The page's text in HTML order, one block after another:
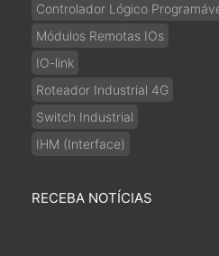
Controlador Lógico
Módulos Remotas IOs
IO-link
Roteador Industrial 4G
Switch Industrial
IHM (Interface)
RECEBA NOTÍCIAS